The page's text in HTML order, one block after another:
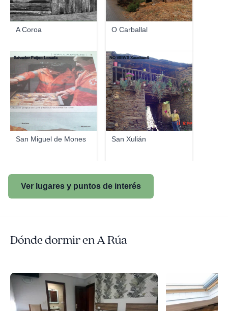
A Coroa O Carballal
San Miguel de Mones
Salvador Feijoo Losada
San Xulián
NO VIEWS Xacobeo4
Ver lugares y puntos de interés
Dónde dormir en A Rúa